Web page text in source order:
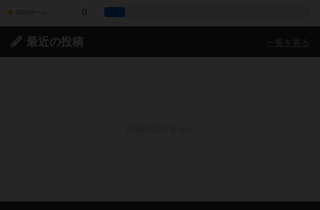
1点のゲーム 0
最近の投稿